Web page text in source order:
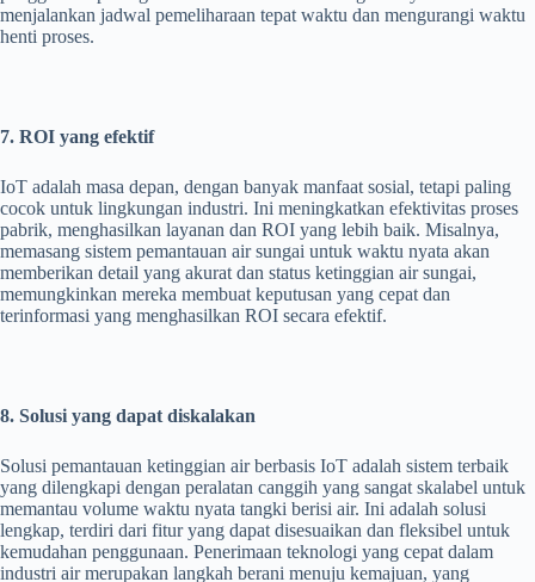
menjalankan jadwal pemeliharaan tepat waktu dan mengurangi waktu
henti proses.
7. ROI yang efektif
IoT adalah masa depan, dengan banyak manfaat sosial, tetapi paling
cocok untuk lingkungan industri. Ini meningkatkan efektivitas proses
pabrik, menghasilkan layanan dan ROI yang lebih baik. Misalnya,
memasang sistem pemantauan air sungai untuk waktu nyata akan
memberikan detail yang akurat dan status ketinggian air sungai,
memungkinkan mereka membuat keputusan yang cepat dan
terinformasi yang menghasilkan ROI secara efektif.
8. Solusi yang dapat diskalakan
Solusi pemantauan ketinggian air berbasis IoT adalah sistem terbaik
yang dilengkapi dengan peralatan canggih yang sangat skalabel untuk
memantau volume waktu nyata tangki berisi air. Ini adalah solusi
lengkap, terdiri dari fitur yang dapat disesuaikan dan fleksibel untuk
kemudahan penggunaan. Penerimaan teknologi yang cepat dalam
industri air merupakan langkah berani menuju kemajuan, yang